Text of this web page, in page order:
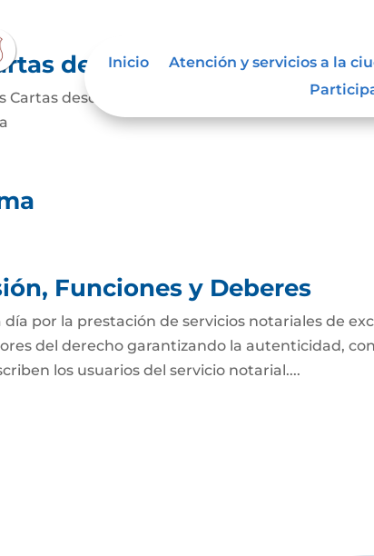
Inicio Atención y servicios a la
descriptivas de los
Cartas descriptivas de los procesos Cartas
Funciones y Deberes
día por la prestación de servicios notariales de
del derecho garantizando la autenticidad,
los usuarios del servicio notarial....